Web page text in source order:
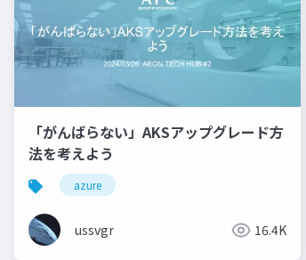
「がんばらない」AKSアップグレード方
法を考えよう
azure
ussvgr 16.4K